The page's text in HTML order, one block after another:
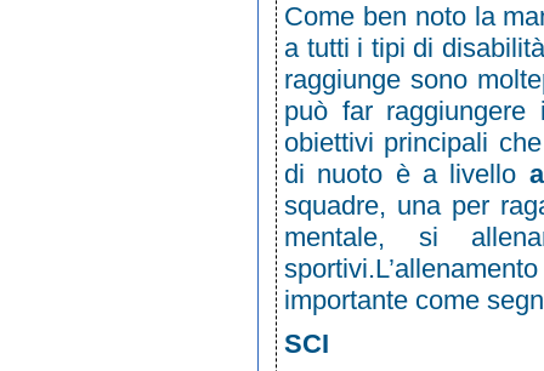
Come ben noto la
a tutti i tipi di
raggiunge sono
può far
obiettivi principali
di nuoto è a livello
squadre, una per
mentale, si
importante come
SCI